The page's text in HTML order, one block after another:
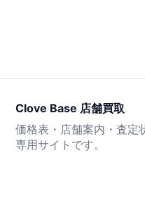
Clove Base 店舗買取
価格表・店舗案内・査定
専用サイトです。